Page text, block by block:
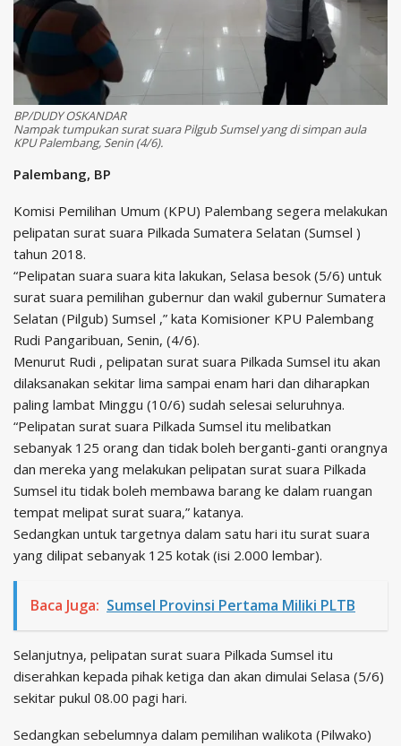
BP/DUDY OSKANDAR
Nampak tumpukan surat suara Pilgub Sumsel yang di simpan aula
KPU Palembang, Senin (4/6).
Palembang, BP
Komisi Pemilihan Umum (KPU) Palembang segera melakukan
pelipatan surat suara Pilkada Sumatera Selatan (Sumsel )
tahun 2018.
“Pelipatan suara suara kita lakukan, Selasa besok (5/6) untuk
surat suara pemilihan gubernur dan wakil gubernur Sumatera
Selatan (Pilgub) Sumsel ,” kata Komisioner KPU Palembang
Rudi Pangaribuan, Senin, (4/6).
Menurut Rudi , pelipatan surat suara Pilkada Sumsel itu akan
dilaksanakan sekitar lima sampai enam hari dan diharapkan
paling lambat Minggu (10/6) sudah selesai seluruhnya.
“Pelipatan surat suara Pilkada Sumsel itu melibatkan
sebanyak 125 orang dan tidak boleh berganti-ganti orangnya
dan mereka yang melakukan pelipatan surat suara Pilkada
Sumsel itu tidak boleh membawa barang ke dalam ruangan
tempat melipat surat suara,” katanya.
Sedangkan untuk targetnya dalam satu hari itu surat suara
yang dilipat sebanyak 125 kotak (isi 2.000 lembar).
Baca Juga: Sumsel Provinsi Pertama Miliki PLTB
Selanjutnya, pelipatan surat suara Pilkada Sumsel itu
diserahkan kepada pihak ketiga dan akan dimulai Selasa (5/6)
sekitar pukul 08.00 pagi hari.
Sedangkan sebelumnya dalam pemilihan walikota (Pilwako)